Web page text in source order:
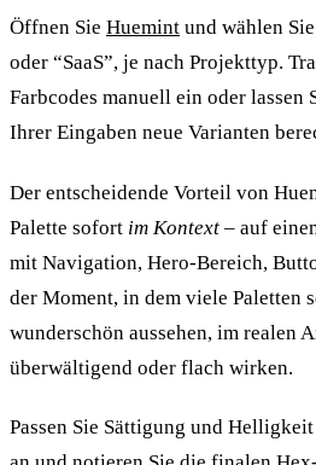
Öffnen Sie Huemint und wählen
oder “SaaS”, je nach Projekttyp.
Farbcodes manuell ein oder lassen
Ihrer Eingaben neue Varianten
Der entscheidende Vorteil von
Palette sofort im Kontext – auf
mit Navigation, Hero-Bereich,
der Moment, in dem viele Paletten
wunderschön aussehen, im realen
überwältigend oder flach wirken.
Passen Sie Sättigung und